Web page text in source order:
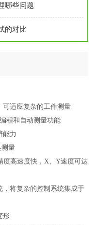
哪些问题
的对比
可适应复杂的工件测量
程和自动测量功能
能力
测量
度高速度快，X、Y速度可达
，将复杂的控制系统集成于
形